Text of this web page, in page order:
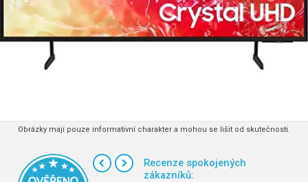
Obrázky mají pouze informativní charakter a mohou se lišit od skutečnosti.
Recenze spokojených
zákazníků: